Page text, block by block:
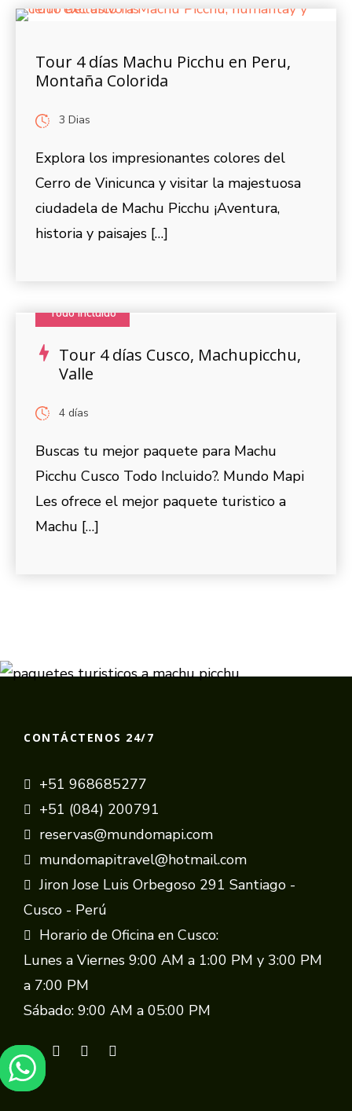
Tour 4 días Machu Picchu en Peru,
Montaña Colorida
3 Dias
Explora los impresionantes colores del
Cerro de Vinicunca y visitar la majestuosa
ciudadela de Machu Picchu ¡Aventura,
historia y paisajes […]
Todo Incluido
Tour 4 días Cusco, Machupicchu,
Valle
4 días
Buscas tu mejor paquete para Machu
Picchu Cusco Todo Incluido?. Mundo Mapi
Les ofrece el mejor paquete turistico a
Machu […]
CONTÁCTENOS 24/7
+51 968685277
+51 (084) 200791
reservas@mundomapi.com
mundomapitravel@hotmail.com
Jiron Jose Luis Orbegoso 291 Santiago -
Cusco - Perú
Horario de Oficina en Cusco:
Lunes a Viernes 9:00 AM a 1:00 PM y 3:00 PM
a 7:00 PM
Sábado: 9:00 AM a 05:00 PM